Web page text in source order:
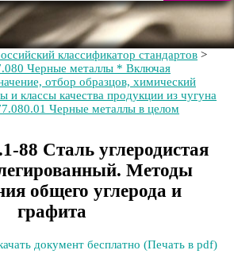
классификатор стандартов >
Черные металлы * Включая
отбор образцов, химический
и классы качества продукции из чугуна
Черные металлы в целом
88 Сталь углеродистая
Методы
общего углерода и
графита
документ бесплатно (Печать в pdf)